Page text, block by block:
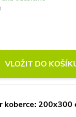
VLOŽIT DO
koberce: 200x300